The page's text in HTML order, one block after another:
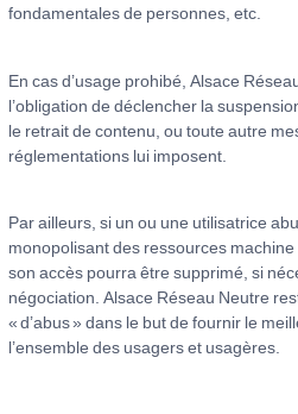
fondamentales de personnes, etc.
En cas d’usage prohibé, Alsace
l’obligation de déclencher la
le retrait de contenu, ou toute autre
réglementations lui imposent.
Par ailleurs, si un ou une utilisatrice
monopolisant des ressources
son accès pourra être supprimé, si
négociation. Alsace Réseau Neutre
« d’abus » dans le but de fournir le
l’ensemble des usagers et usagères.